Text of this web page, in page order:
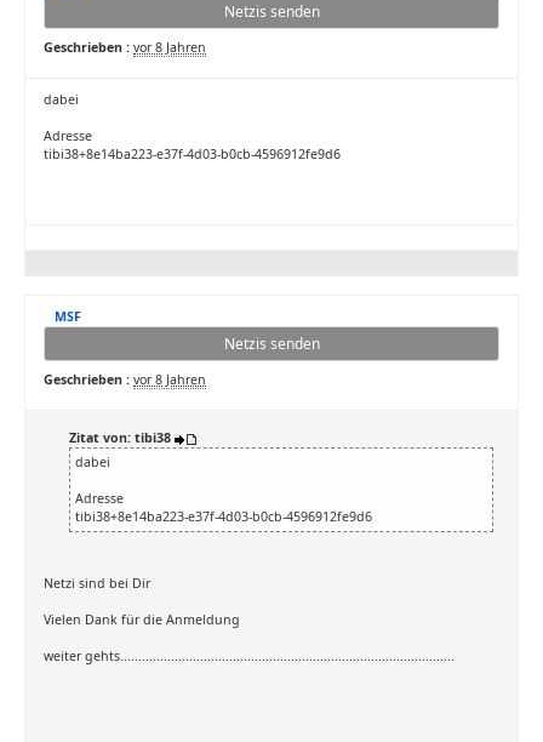
Netzis senden
Geschrieben : vor 8 Jahren
dabei
Adresse
tibi38+8e14ba223-e37f-4d03-b0cb-4596912fe9d6
MSF
Netzis senden
Geschrieben : vor 8 Jahren
Zitat von: tibi38
dabei
Adresse
tibi38+8e14ba223-e37f-4d03-b0cb-4596912fe9d6
Netzi sind bei Dir
Vielen Dank für die Anmeldung
weiter gehts............................................................................................